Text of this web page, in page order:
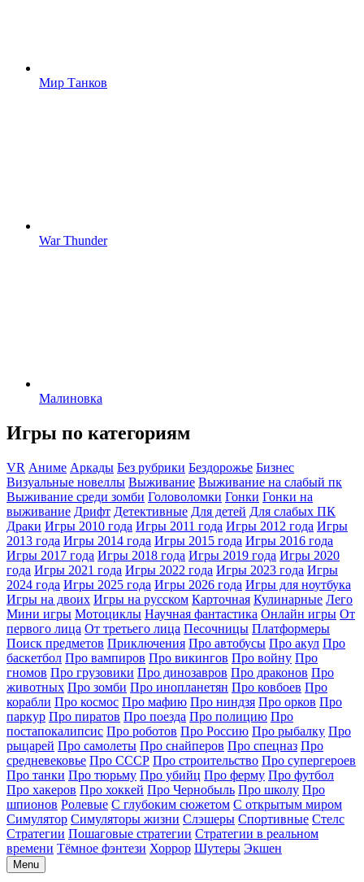
Мир Танков
War Thunder
Малиновка
Игры по категориям
VR Аниме Аркады Без рубрики Бездорожье Бизнес
Визуальные новеллы Выживание Выживание на слабый пк
Выживание среди зомби Головоломки Гонки Гонки на
выживание Дрифт Детективные Для детей Для слабых ПК
Драки Игры 2010 года Игры 2011 года Игры 2012 года Игры
2013 года Игры 2014 года Игры 2015 года Игры 2016 года
Игры 2017 года Игры 2018 года Игры 2019 года Игры 2020
года Игры 2021 года Игры 2022 года Игры 2023 года Игры
2024 года Игры 2025 года Игры 2026 года Игры для ноутбука
Игры на двоих Игры на русском Карточная Кулинарные Лего
Мини игры Мотоциклы Научная фантастика Онлайн игры От
первого лица От третьего лица Песочницы Платформеры
Поиск предметов Приключения Про автобусы Про акул Про
баскетбол Про вампиров Про викингов Про войну Про
гномов Про грузовики Про динозавров Про драконов Про
животных Про зомби Про инопланетян Про ковбоев Про
корабли Про космос Про мафию Про ниндзя Про орков Про
паркур Про пиратов Про поезда Про полицию Про
постапокалипсис Про роботов Про Россию Про рыбалку Про
рыцарей Про самолеты Про снайперов Про спецназ Про
средневековье Про СССР Про строительство Про супергероев
Про танки Про тюрьму Про убийц Про ферму Про футбол
Про хакеров Про хоккей Про Чернобыль Про школу Про
шпионов Ролевые С глубоким сюжетом С открытым миром
Симулятор Симуляторы жизни Слэшеры Спортивные Стелс
Стратегии Пошаговые стратегии Стратегии в реальном
времени Тёмное фэнтези Хоррор Шутеры Экшен
Menu